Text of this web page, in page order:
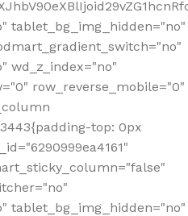
tablet_bg_img_hidden="no"
wd_z_index="no"
row_reverse_mobile="0"
top: 0px
tablet_bg_img_hidden="no"